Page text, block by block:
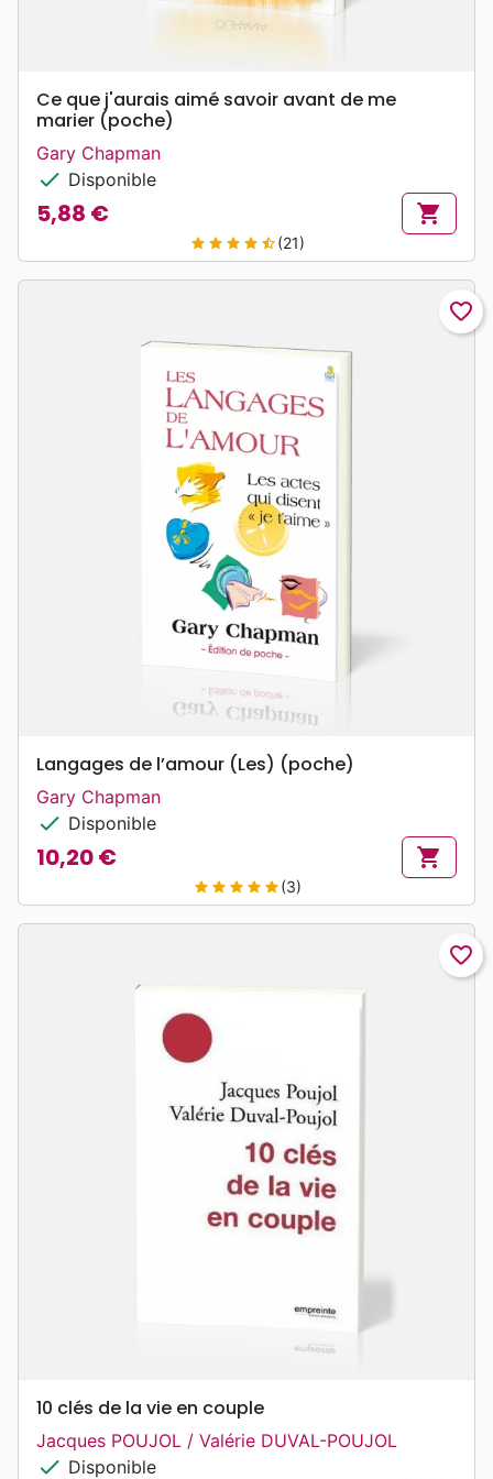
Ce que j'aurais aimé savoir avant de me
marier (poche)
Gary Chapman
check Disponible
Prix
5,88 € shopping_cart
star star star star star_half(21)
favorite_border
Langages de l’amour (Les) (poche)
Gary Chapman
check Disponible
Prix
10,20 € shopping_cart
star star star star star(3)
favorite_border
10 clés de la vie en couple
Jacques POUJOL / Valérie DUVAL-POUJOL
check Disponible